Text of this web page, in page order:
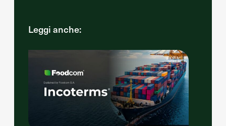
Leggi anche: